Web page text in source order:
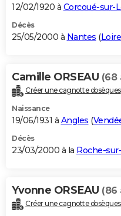
12/02/1920 à Corcoué-sur-
Décès
25/05/2000 à Nantes (
Camille ORSEAU (68
Créer une cagnotte obsèques
Naissance
19/06/1931 à Angles (
Décès
23/03/2000 à la Roche-
Yvonne ORSEAU (86
Créer une cagnotte obsèques